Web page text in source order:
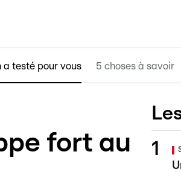
a testé pour vous 5 choses à savoir
fort au